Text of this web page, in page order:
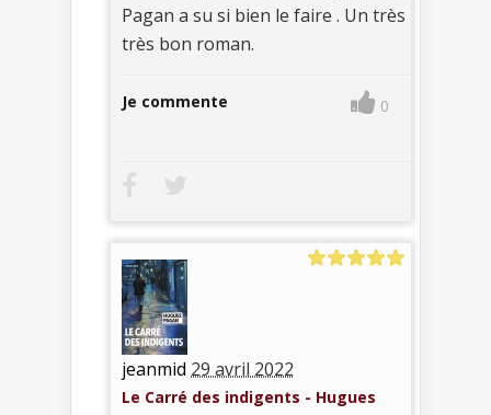
Pagan a su si bien le faire . Un très
très bon roman.
Je commente 0
jeanmid 29 avril 2022
Le Carré des indigents - Hugues